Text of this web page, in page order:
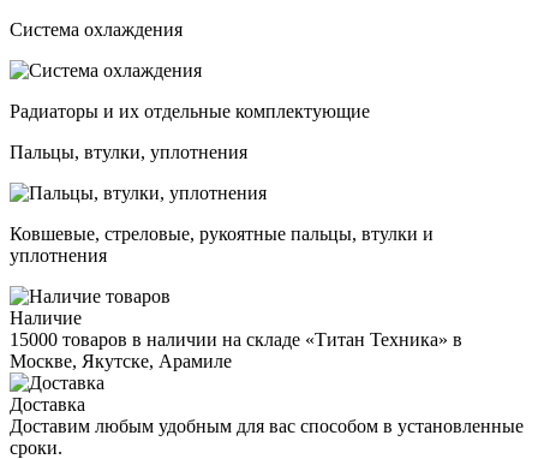
Система охлаждения
Радиаторы и их отдельные комплектующие
Пальцы, втулки, уплотнения
Ковшевые, стреловые, рукоятные пальцы, втулки и
уплотнения
Наличие
15000 товаров в наличии на складе «Титан Техника» в
Москве, Якутске, Арамиле
Доставка
Доставим любым удобным для вас способом в установленные
сроки.